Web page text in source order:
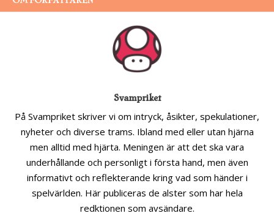
Svampriket
På Svampriket skriver vi om intryck, åsikter, spekulationer,
nyheter och diverse trams. Ibland med eller utan hjärna
men alltid med hjärta. Meningen är att det ska vara
underhållande och personligt i första hand, men även
informativt och reflekterande kring vad som händer i
spelvärlden. Här publiceras de alster som har hela
redktionen som avsändare.